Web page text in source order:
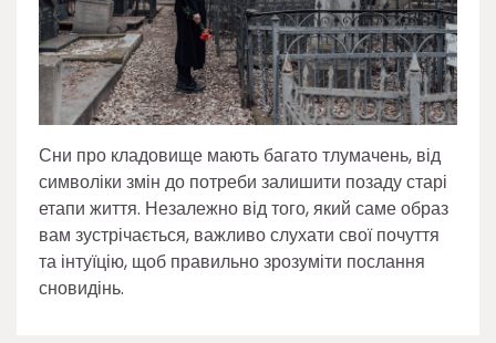
Сни про кладовище мають багато тлумачень, від
символіки змін до потреби залишити позаду старі
етапи життя. Незалежно від того, який саме образ
вам зустрічається, важливо слухати свої почуття
та інтуїцію, щоб правильно зрозуміти послання
сновидінь.